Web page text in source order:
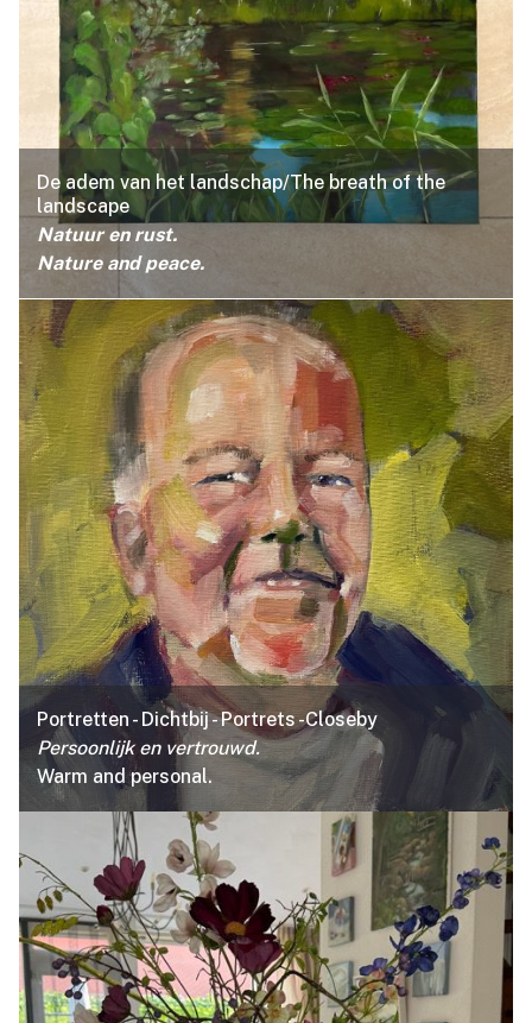
De adem van het landschap/The breath of the
landscape
Natuur en rust.
Nature and peace.
Portretten - Dichtbij - Portrets -Closeby
Persoonlijk en vertrouwd.
Warm and personal.